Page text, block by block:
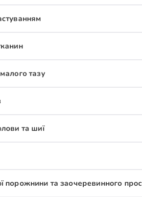
тазу
та шиї
порожнини та заочеревинного